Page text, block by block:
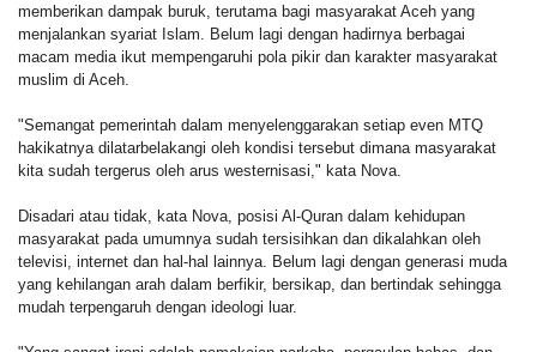
memberikan dampak buruk, terutama bagi masyarakat Aceh yang
menjalankan syariat Islam. Belum lagi dengan hadirnya berbagai
macam media ikut mempengaruhi pola pikir dan karakter masyarakat
muslim di Aceh.
"Semangat pemerintah dalam menyelenggarakan setiap even MTQ
hakikatnya dilatarbelakangi oleh kondisi tersebut dimana masyarakat
kita sudah tergerus oleh arus westernisasi," kata Nova.
Disadari atau tidak, kata Nova, posisi Al-Quran dalam kehidupan
masyarakat pada umumnya sudah tersisihkan dan dikalahkan oleh
televisi, internet dan hal-hal lainnya. Belum lagi dengan generasi muda
yang kehilangan arah dalam berfikir, bersikap, dan bertindak sehingga
mudah terpengaruh dengan ideologi luar.